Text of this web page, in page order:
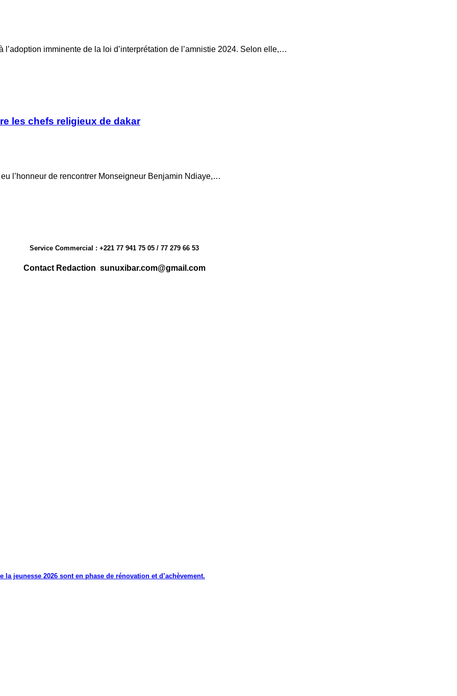
imminente de la loi d’interprétation de l’amnistie 2024. Selon elle,…
les chefs religieux de dakar
l’honneur de rencontrer Monseigneur Benjamin Ndiaye,…
Service Commercial : +221 77 941 75 05 / 77 279 66 53
Contact Redaction sunuxibar.com@gmail.com
jeunesse 2026 sont en phase de rénovation et d’achèvement.